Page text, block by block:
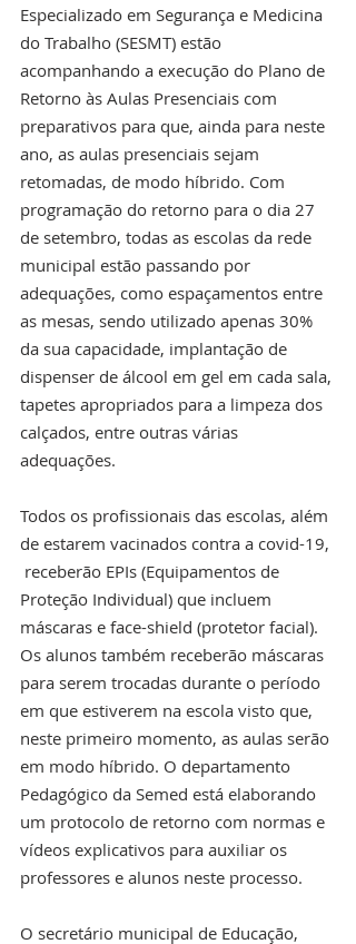
Especializado em Segurança e Medicina
do Trabalho (SESMT) estão
acompanhando a execução do Plano de
Retorno às Aulas Presenciais com
preparativos para que, ainda para neste
ano, as aulas presenciais sejam
retomadas, de modo híbrido. Com
programação do retorno para o dia 27
de setembro, todas as escolas da rede
municipal estão passando por
adequações, como espaçamentos entre
as mesas, sendo utilizado apenas 30%
da sua capacidade, implantação de
dispenser de álcool em gel em cada sala,
tapetes apropriados para a limpeza dos
calçados, entre outras várias
adequações.
Todos os profissionais das escolas, além
de estarem vacinados contra a covid-19,
receberão EPIs (Equipamentos de
Proteção Individual) que incluem
máscaras e face-shield (protetor facial).
Os alunos também receberão máscaras
para serem trocadas durante o período
em que estiverem na escola visto que,
neste primeiro momento, as aulas serão
em modo híbrido. O departamento
Pedagógico da Semed está elaborando
um protocolo de retorno com normas e
vídeos explicativos para auxiliar os
professores e alunos neste processo.
O secretário municipal de Educação,